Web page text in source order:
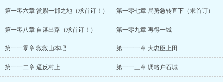
第一零六章 赏赐一郡之地（求首订！） 第一零七章 局势急转直下（求首订）
第一零八章 自谋出路（求首订！） 第一零九章 再得一城
第一一零章 救救山本吧 第一一一章 大忠臣上田
第一一二章 逼反村上 第一一三章 调略户石城